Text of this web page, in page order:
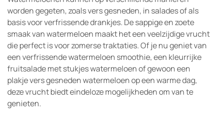
worden gegeten, zoals vers gesneden, in salades of als
basis voor verfrissende drankjes. De sappige en zoete
smaak van watermeloen maakt het een veelzijdige vrucht
die perfect is voor zomerse traktaties. Of je nu geniet van
een verfrissende watermeloen smoothie, een kleurrijke
fruitsalade met stukjes watermeloen of gewoon een
plakje vers gesneden watermeloen op een warme dag,
deze vrucht biedt eindeloze mogelijkheden om van te
genieten.